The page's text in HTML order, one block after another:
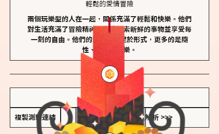
輕鬆的愛情冒險
兩個玩樂型的人在一起，關係充滿了輕鬆和快樂。他們
對生活充滿了冒險精神，喜歡探索新鮮的事物並享受每
一刻的自由。他們的愛情不拘泥於形式，更多的是隨
性、幽默和享樂。
複製測驗連結 查看香氛類型全解析 >>>